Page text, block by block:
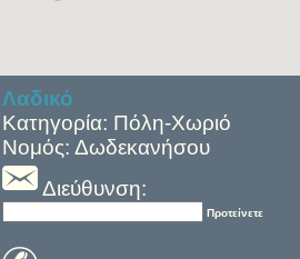
Λαδικό
Κατηγορία: Πόλη-Χωριό
Νομός: Δωδεκανήσου
Διεύθυνση:
Προτείνετε